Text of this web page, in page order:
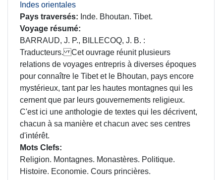
Indes orientales
Pays traversés
Inde. Bhoutan. Tibet.
Voyage résumé
BARRAUD, J. P., BILLECOQ, J. B. :
Traducteurs. Cet ouvrage réunit plusieurs
relations de voyages entrepris à diverses époques
pour connaître le Tibet et le Bhoutan, pays encore
mystérieux, tant par les hautes montagnes qui les
cernent que par leurs gouvernements religieux.
C'est ici une anthologie de textes qui les décrivent,
chacun à sa manière et chacun avec ses centres
d'intérêt.
Mots Clefs
Religion. Montagnes. Monastères. Politique.
Histoire. Economie. Cours princières.